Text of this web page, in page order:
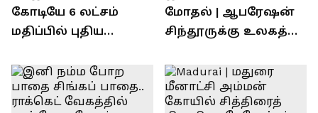
கோடியே 6 லட்சம்
மதிப்பில் புதிய
வைத்த அமைச்சர்
செந்தில் பாலாஜி !
மோதல் | ஆபரேஷன்
சிந்தூருக்கு உலகத்
பதில் என்ன?